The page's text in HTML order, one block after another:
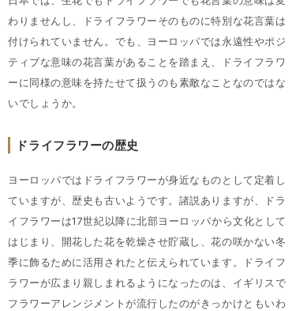
わりませんし、ドライフラワーそのものに特別な花言葉は
付けられていません。でも、ヨーロッパでは永遠性やポジ
ティブな意味の花言葉があることを踏まえ、ドライフラワ
ーに同様の意味を持たせて扱うのも素敵なことなのではな
いでしょうか。
ドライフラワーの歴史
ヨーロッパではドライフラワーが身近なものとして定着し
ていますが、歴史も古いようです。諸説ありますが、ドラ
イフラワーは17世紀以降に北部ヨーロッパから文化として
はじまり、開花した花を乾燥させ貯蔵し、花の咲かない冬
季に飾るために活用されたと伝えられています。ドライフ
ラワーが広まり親しまれるようになったのは、イギリスで
フラワーアレンジメントが流行したのがきっかけともいわ